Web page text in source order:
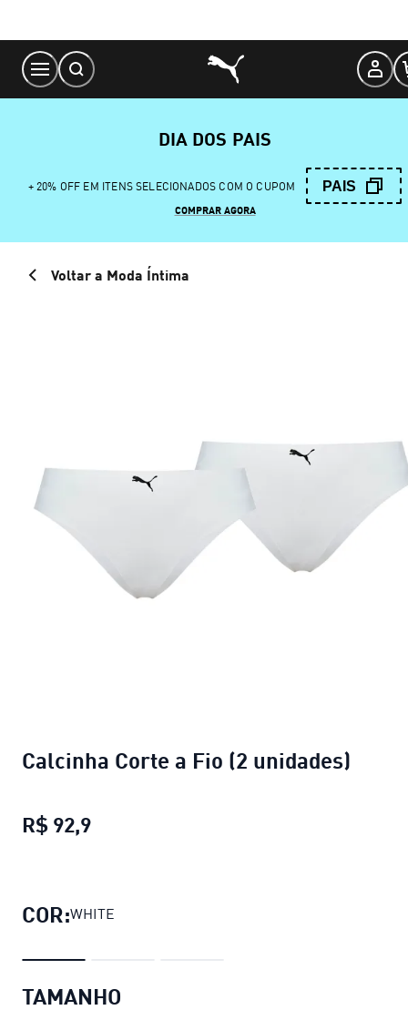
Content
DIA DOS PAIS
+ 20% OFF EM ITENS SELECIONADOS COM O CUPOM PAIS
COMPRAR AGORA
Voltar a Moda Íntima
Calcinha Corte a Fio (2 unidades)
R$ 92,9
COR:WHITE
TAMANHO